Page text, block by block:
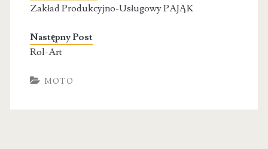
Zakład Produkcyjno-Usługowy PAJĄK
Następny Post
Rol-Art
MOTO